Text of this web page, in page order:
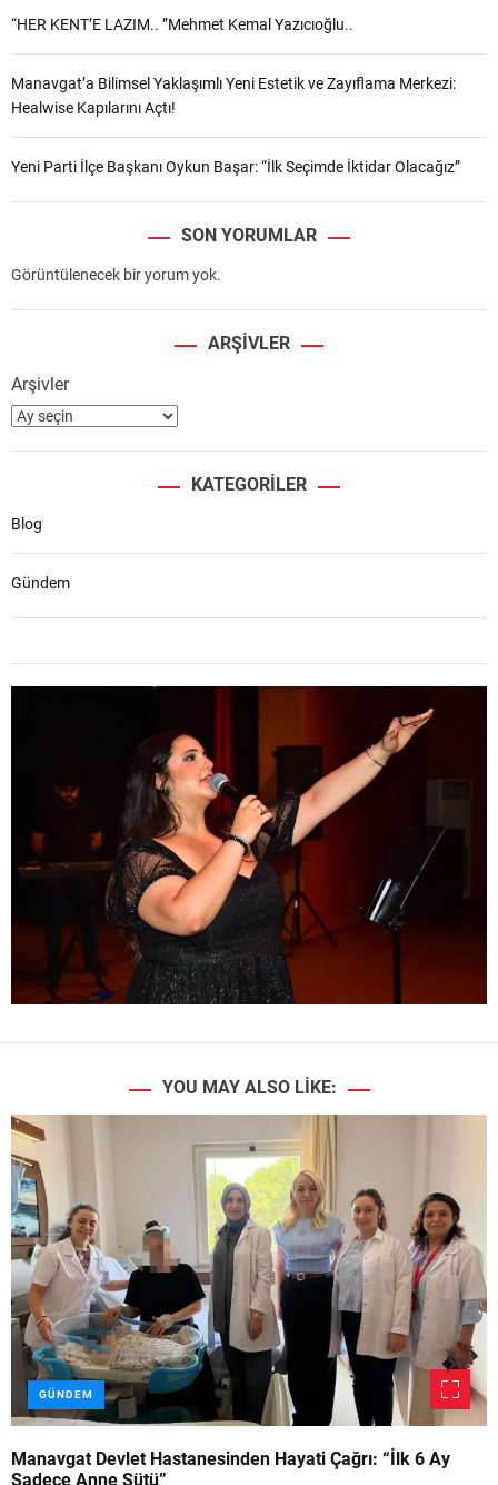
“HER KENT’E LAZIM.. ”Mehmet Kemal Yazıcıoğlu..
Manavgat’a Bilimsel Yaklaşımlı Yeni Estetik ve Zayıflama Merkezi:
Healwise Kapılarını Açtı!
Yeni Parti İlçe Başkanı Oykun Başar: “İlk Seçimde İktidar Olacağız”
SON YORUMLAR
Görüntülenecek bir yorum yok.
ARŞIVLER
Arşivler
KATEGORILER
Blog
Gündem
YOU MAY ALSO LIKE:
GÜNDEM
Manavgat Devlet Hastanesinden Hayati Çağrı: “İlk 6 Ay
Sadece Anne Sütü”